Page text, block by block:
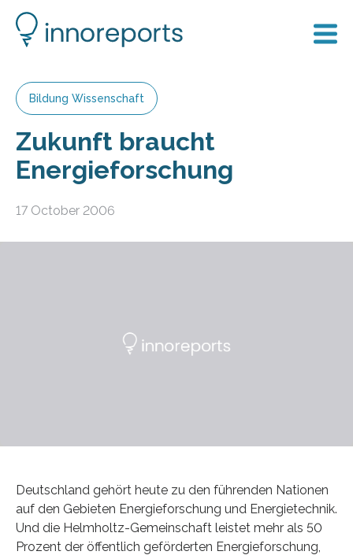
Bildung Wissenschaft
Zukunft braucht
Energieforschung
17 October 2006
Deutschland gehört heute zu den führenden Nationen
auf den Gebieten Energieforschung und Energietechnik.
Und die Helmholtz-Gemeinschaft leistet mehr als 50
Prozent der öffentlich geförderten Energieforschung,